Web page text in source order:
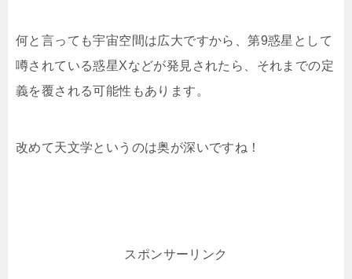
何と言っても宇宙空間は広大ですから、第9惑星として
噂されている惑星Xなどが発見されたら、それまでの定
義を覆される可能性もあります。
改めて天文学というのは奥が深いですね！
スポンサーリンク